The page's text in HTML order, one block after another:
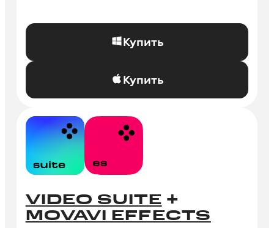
Купить
Купить
VIDEO SUITE +
MOVAVI EFFECTS